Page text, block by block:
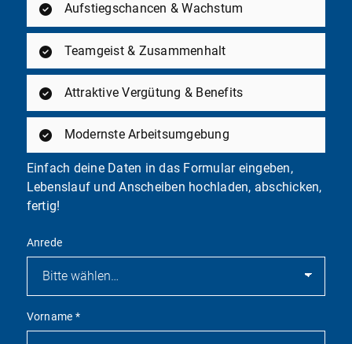
Aufstiegschancen & Wachstum
Teamgeist & Zusammenhalt
Attraktive Vergütung & Benefits
Modernste Arbeitsumgebung
Einfach deine Daten in das Formular eingeben,
Lebenslauf und Anscheiben hochladen, abschicken,
fertig!
Anrede
Vorname *